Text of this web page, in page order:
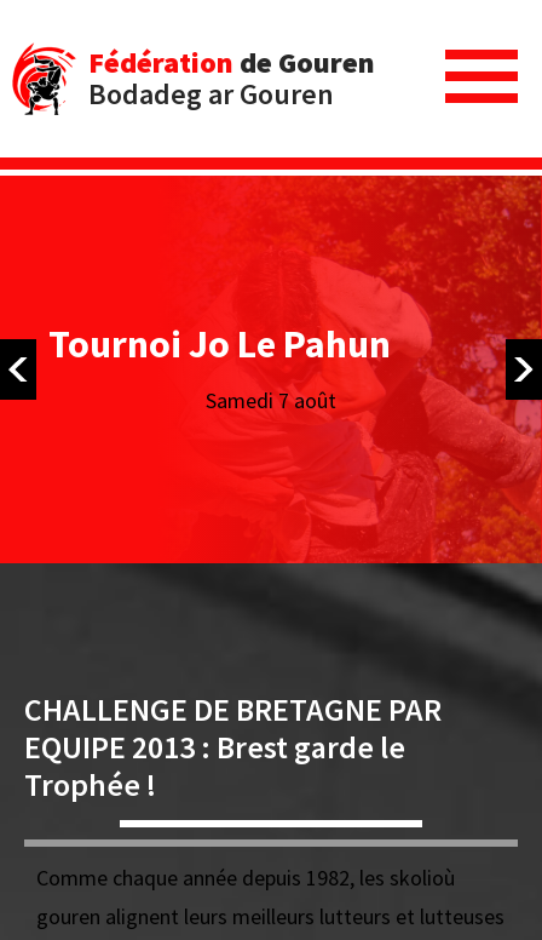
Fédération de Gouren
Bodadeg ar Gouren
Jo Le Pahun
Samedi 7 août
des Filets Bleus
Dimanche 16 août
CHALLENGE DE BRETAGNE PAR
EQUIPE 2013 : Brest garde le
Trophée !
Comme chaque année depuis 1982, les skolioù
gouren alignent leurs meilleurs lutteurs et lutteuses